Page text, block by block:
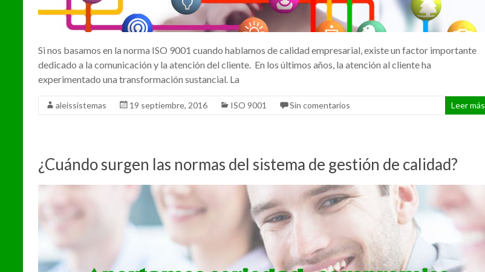
Si nos basamos en la norma ISO 9001 cuando hablamos de calidad empresarial, existe un factor importante
dedicado a la comunicación y la atención del cliente. En los últimos años, la atención al cliente ha
experimentado una transformación sustancial. La
aleissistemas 19 septiembre, 2016 ISO 9001 Sin comentarios Leer más
¿Cuándo surgen las normas del sistema de gestión de calidad?